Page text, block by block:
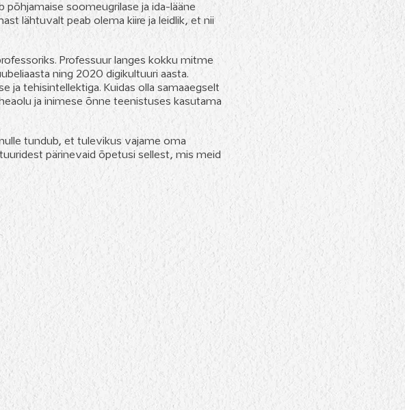
soomeugrilase ja ida-lääne
lähtuvalt peab olema kiire ja leidlik, et nii
Professuur langes kokku mitme
ning 2020 digikultuuri aasta.
ja tehisintellektiga. Kuidas olla samaaegselt
ja inimese õnne teenistuses kasutama
tundub, et tulevikus vajame oma
pärinevaid õpetusi sellest, mis meid